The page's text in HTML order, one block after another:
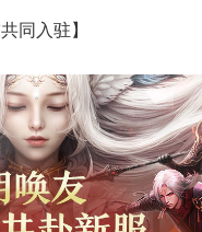
同入驻】